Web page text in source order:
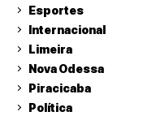
Esportes
Internacional
Limeira
Nova Odessa
Piracicaba
Política